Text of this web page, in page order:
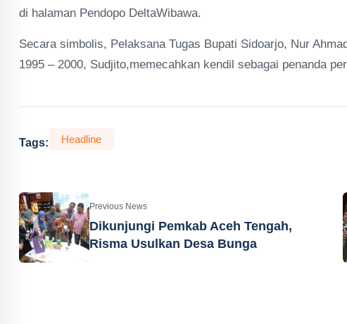
di halaman Pendopo DeltaWibawa.
Secara simbolis, Pelaksana Tugas Bupati Sidoarjo, Nur
1995 – 2000, Sudjito,memecahkan kendil sebagai penanda
Tags: Headline
Previous News
Dikunjungi Pemkab Aceh Tengah,
Risma Usulkan Desa Bunga